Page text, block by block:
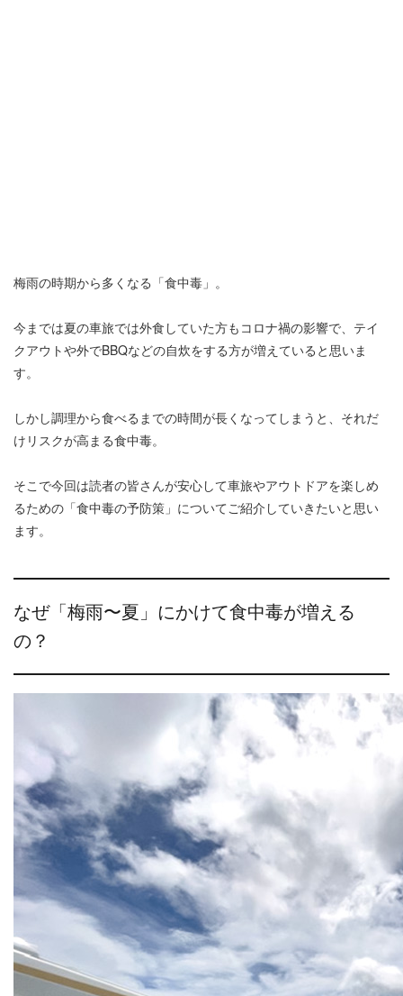
梅雨の時期から多くなる「食中毒」。
今までは夏の車旅では外食していた方もコロナ禍の影響で、テイ
クアウトや外でBBQなどの自炊をする方が増えていると思いま
す。
しかし調理から食べるまでの時間が長くなってしまうと、それだ
けリスクが高まる食中毒。
そこで今回は読者の皆さんが安心して車旅やアウトドアを楽しめ
るための「食中毒の予防策」についてご紹介していきたいと思い
ます。
なぜ「梅雨〜夏」にかけて食中毒が増える
の？